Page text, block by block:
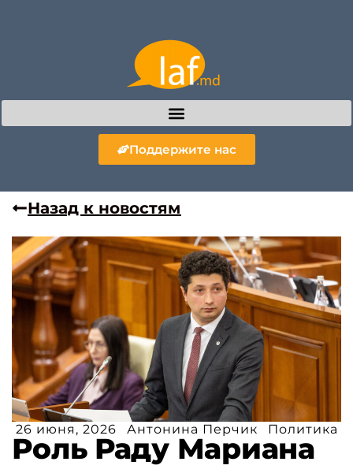
Поддержите нас
Назад к новостям
26 июня, 2026 Антонина Перчик Политика
Роль Раду Мариана